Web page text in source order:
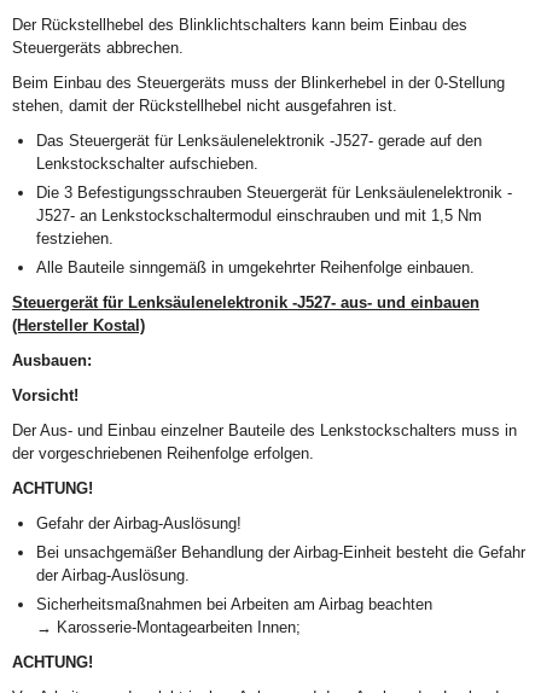
Der Rückstellhebel des Blinklichtschalters kann beim Einbau des
Steuergeräts abbrechen.
Beim Einbau des Steuergeräts muss der Blinkerhebel in der 0-Stellung
stehen, damit der Rückstellhebel nicht ausgefahren ist.
Das Steuergerät für Lenksäulenelektronik -J527- gerade auf den
Lenkstockschalter aufschieben.
Die 3 Befestigungsschrauben Steuergerät für Lenksäulenelektronik -
J527- an Lenkstockschaltermodul einschrauben und mit 1,5 Nm
festziehen.
Alle Bauteile sinngemäß in umgekehrter Reihenfolge einbauen.
Steuergerät für Lenksäulenelektronik -J527- aus- und einbauen
(Hersteller Kostal)
Ausbauen:
Vorsicht!
Der Aus- und Einbau einzelner Bauteile des Lenkstockschalters muss in
der vorgeschriebenen Reihenfolge erfolgen.
ACHTUNG!
Gefahr der Airbag-Auslösung!
Bei unsachgemäßer Behandlung der Airbag-Einheit besteht die Gefahr
der Airbag-Auslösung.
Sicherheitsmaßnahmen bei Arbeiten am Airbag beachten
→ Karosserie-Montagearbeiten Innen;
ACHTUNG!